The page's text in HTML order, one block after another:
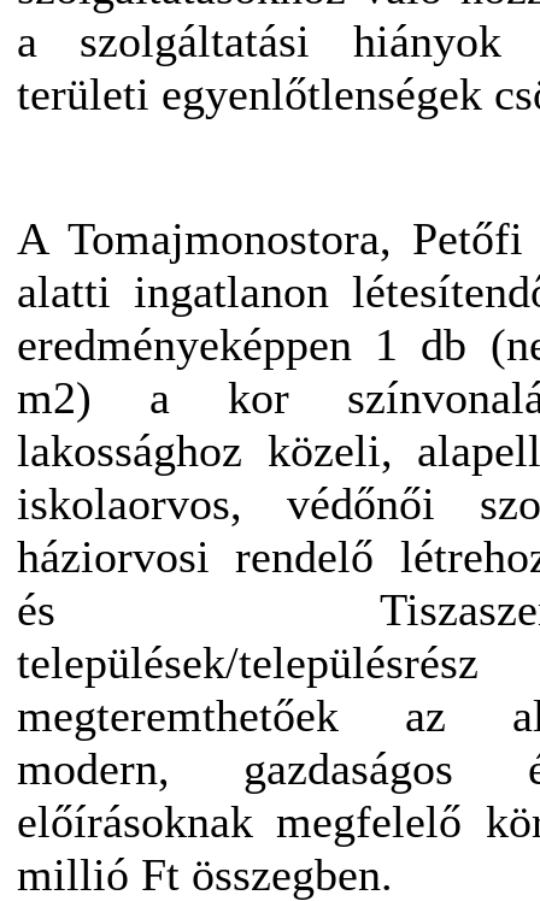
a szolgáltatási hiányok
területi egyenlőtlenségek
A Tomajmonostora,
alatti ingatlanon
eredményeképpen 1 db
m2) a kor
lakossághoz közeli,
iskolaorvos, védőnői
háziorvosi rendelő
és
települések/
megteremthetőek az
modern,
előírásoknak megfelelő
millió Ft összegben.